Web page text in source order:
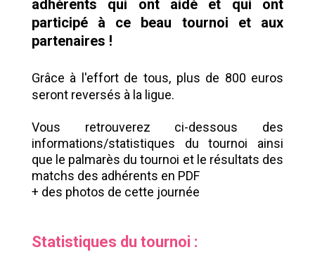
adhérents qui ont aidé et qui ont
participé à ce beau tournoi et aux
partenaires !
Grâce à l'effort de tous, plus de 800 euros
seront reversés à la ligue.
Vous retrouverez ci-dessous des
informations/statistiques du tournoi ainsi
que le palmarès du tournoi et le résultats des
matchs des adhérents en PDF
+ des photos de cette journée
Statistiques du tournoi :